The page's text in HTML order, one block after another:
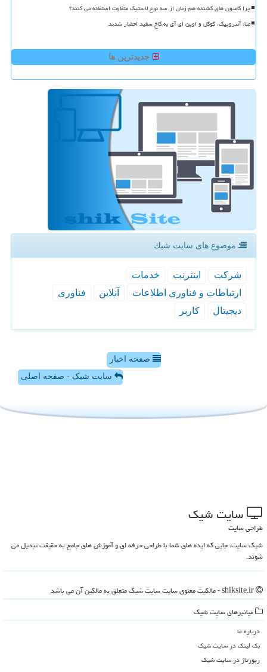
چرا کامیون های کشنده هم زمان از سه نوع لاستیک متفاوت استفاده می کنند؟
متا، آنتروپیک، گوگل و اوپن ای آی به کاخ سفید احضار شدند
جدیدترین ها
موضوع های سایت شیك
شركت اینترنت
خدمات
ارتباطات و فناوری اطلاعات
آنلاین
فناوری
دیجیتال
كاربر
صفحه اخبار
سایت شیک - صفحه اصلی
سایت شیك
طراحی سایت
شیک سایت، جایی که ایده های شما با طراحی حرفه ای و آموزش های جامع به حقیقت تبدیل می
شوند.
میانبرهای سایت شیك
درباره ما
بک لینک در سایت شیك
رپورتاژ در سایت شیك